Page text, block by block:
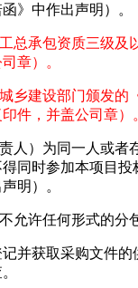
》中作出声明）。
总承包资质三级及
章）。
乡建设部门颁发的
件，并盖公司章）
人）为同一人或者
同时参加本项目
明）。
允许任何形式的分
并获取采购文件的